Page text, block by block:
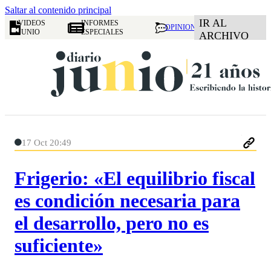
Saltar al contenido principal
VIDEOS
JUNIO
INFORMES
ESPECIALES
OPINION IR AL
ARCHIVO
17 Oct 20:49
Frigerio: «El equilibrio fiscal
es condición necesaria para
el desarrollo, pero no es
suficiente»